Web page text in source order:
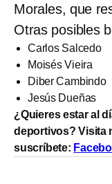
Morales, que
Otras posibles
Carlos Salcedo
Moisés Vieira
Diber Cambindo
Jesús Dueñas
¿Quieres estar al
deportivos? Visita
suscríbete: